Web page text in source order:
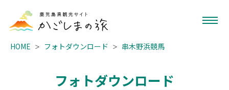
HOME フォトダウンロード 串木野浜競馬
フォトダウンロード